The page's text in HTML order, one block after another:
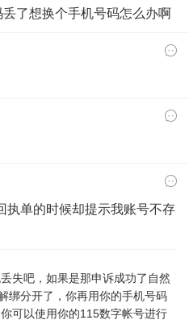
了想换个手机号码怎么办啊
执单的时候却提示我账号不存
失吧，如果是那申诉成功了自然
绑分开了，你再用你的手机号码
可以使用你的115数字帐号进行